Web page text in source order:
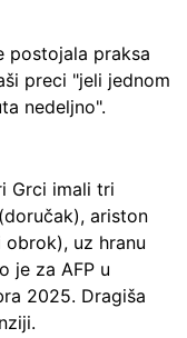
postojala praksa
preci "jeli jednom
nedeljno".
Grci imali tri
ariston
uz hranu
je za AFP u
2025. Dragiša